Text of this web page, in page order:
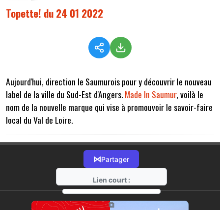
Topette! du 24 01 2022
Aujourd'hui, direction le Saumurois pour y découvrir le nouveau
label de la ville du Sud-Est d'Angers.Made In Saumur, voilà le
nom de la nouvelle marque qui vise à promouvoir le savoir-faire
local du Val de Loire.
⋈Partager
Lien court :
https://radio-g.fr?7462
⧉